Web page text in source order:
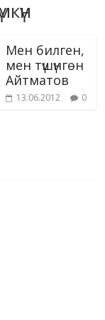
Мен билген,
мен түшүнгөн
Айтматов
13.06.2012 0